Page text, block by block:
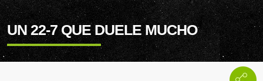
UN 22-7 QUE DUELE MUCHO